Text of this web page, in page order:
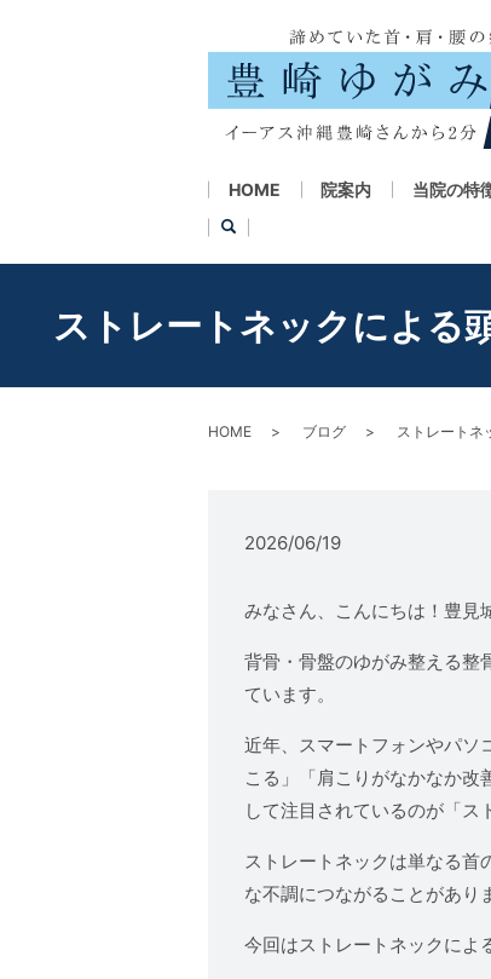
HOME 院案内 当院の特
ストレートネックによる
HOME ブログ ストレートネ
2026/06/19
みなさん、こんにちは！豊見
背骨・骨盤のゆがみ整える整
ています。
近年、スマートフォンやパソ
こる」「肩こりがなかなか改
して注目されているのが「ス
ストレートネックは単なる首
な不調につながることがあり
今回はストレートネックによ